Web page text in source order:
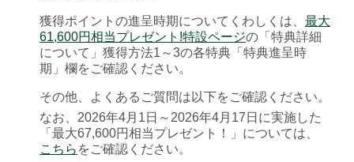
獲得ポイントの進呈時期についてくわしくは、 最大
61,600円相当プレゼント!特設ページの「特典詳細
について」獲得方法1～3の各特典「特典進呈時
期」欄をご確認ください。
その他、よくあるご質問は以下をご確認ください。
なお、2026年4月1日～2026年4月17日に実施した
「最大67,600円相当プレゼント！」については、
こちら をご確認ください。